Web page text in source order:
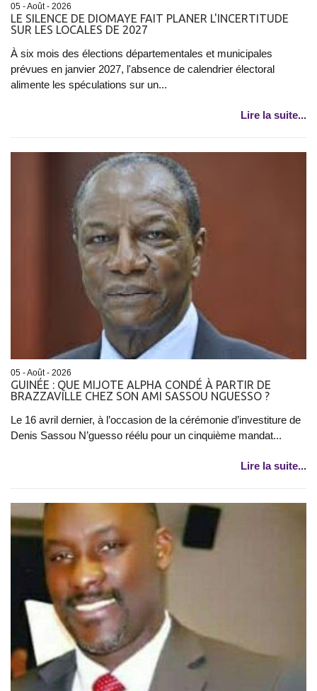
05 - Août - 2026
LE SILENCE DE DIOMAYE FAIT PLANER L'INCERTITUDE
SUR LES LOCALES DE 2027
À six mois des élections départementales et municipales
prévues en janvier 2027, l'absence de calendrier électoral
alimente les spéculations sur un...
Lire la suite...
05 - Août - 2026
GUINÉE : QUE MIJOTE ALPHA CONDÉ À PARTIR DE
BRAZZAVILLE CHEZ SON AMI SASSOU NGUESSO ?
Le 16 avril dernier, à l’occasion de la cérémonie d’investiture de
Denis Sassou N’guesso réélu pour un cinquième mandat...
Lire la suite...